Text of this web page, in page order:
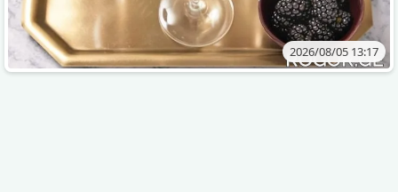
2026/08/05 13:17